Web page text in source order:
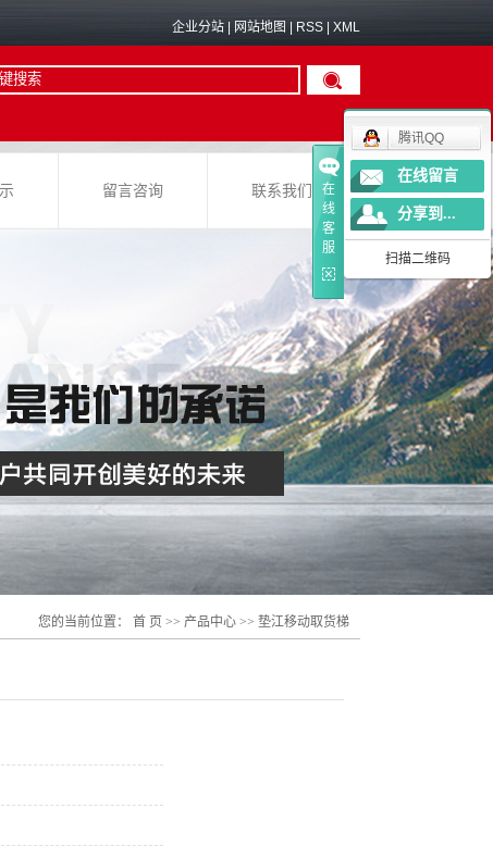
企业分站 网站地图 RSS XML
留言咨询 联系我们
您的当前位置： 首 页 >> 产品中心 >> 垫江移动取货梯
在
线
客
服
腾讯QQ
在线留言
分享到...
扫描二维码